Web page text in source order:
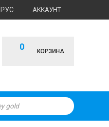
АККАУНТ
РУС
0 КОРЗИНА